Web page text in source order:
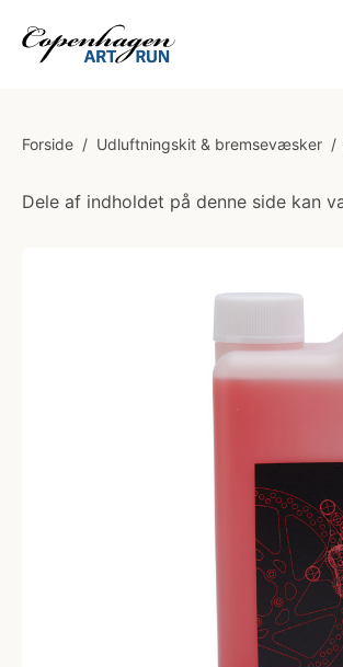
Forside / Udluftningskit & bremsevæsker /
Dele af indholdet på denne side kan